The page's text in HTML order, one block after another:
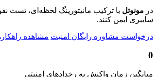
در مونوتل با ترکیب مانیتورینگ لحظه‌ای، تست
سایبری ایمن کنند.
درخواست مشاوره رایگان امنیت مشاهده
0
میانگین زمان واکنش به رخدادهای امنیتی